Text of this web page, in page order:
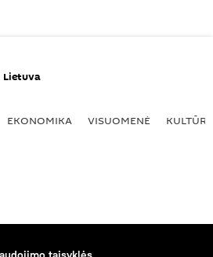
Lietuva
EKONOMIKA VISUOMENĖ KULTŪRA